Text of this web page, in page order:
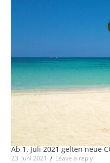
Ab 1. Juli 2021 gelten neue
23. Juni 2021 / Leave a reply